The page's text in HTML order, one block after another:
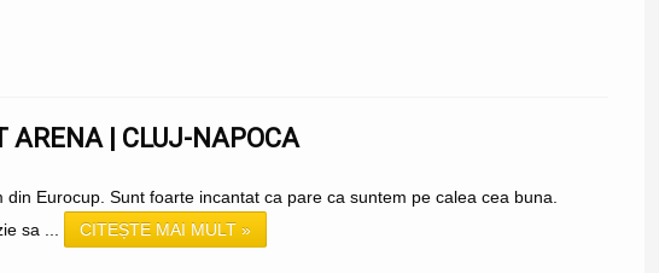
ARENA | CLUJ-NAPOCA
Eurocup. Sunt foarte incantat ca pare ca suntem pe calea cea buna.
sa ...
CITEȘTE MAI MULT »